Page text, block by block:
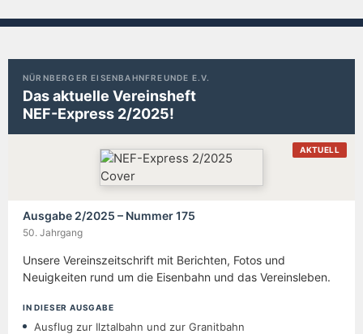
NÜRNBERGER EISENBAHNFREUNDE E.V.
Das aktuelle Vereinsheft
NEF-Express 2/2025!
AKTUELL
Ausgabe 2/2025 – Nummer 175
50. Jahrgang
Unsere Vereinszeitschrift mit Berichten, Fotos und
Neuigkeiten rund um die Eisenbahn und das Vereinsleben.
IN DIESER AUSGABE
Ausflug zur Ilztalbahn und zur Granitbahn